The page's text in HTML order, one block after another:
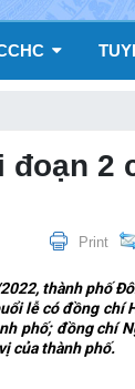
2
Print
thành phố
lễ có đồng chí
phố; đồng chí
của thành phố.